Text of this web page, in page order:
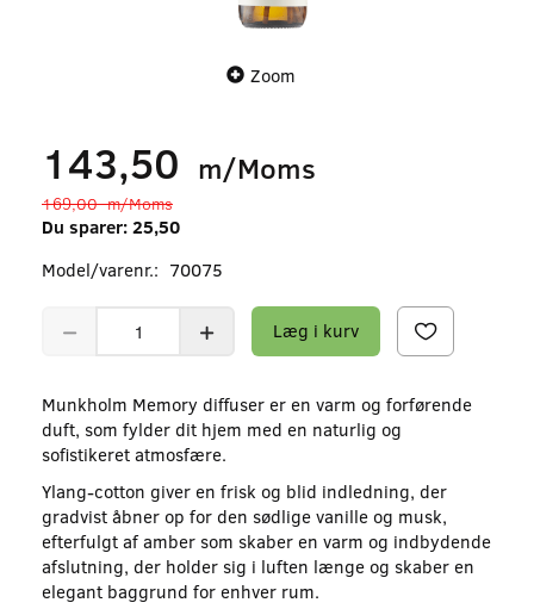
Zoom
143,50 m/Moms
169,00m/Moms
Du sparer: 25,50
Model/varenr.: 70075
Læg i kurv
Munkholm Memory diffuser er en varm og forførende
duft, som fylder dit hjem med en naturlig og
sofistikeret atmosfære.
Ylang-cotton giver en frisk og blid indledning, der
gradvist åbner op for den sødlige vanille og musk,
efterfulgt af amber som skaber en varm og indbydende
afslutning, der holder sig i luften længe og skaber en
elegant baggrund for enhver rum.